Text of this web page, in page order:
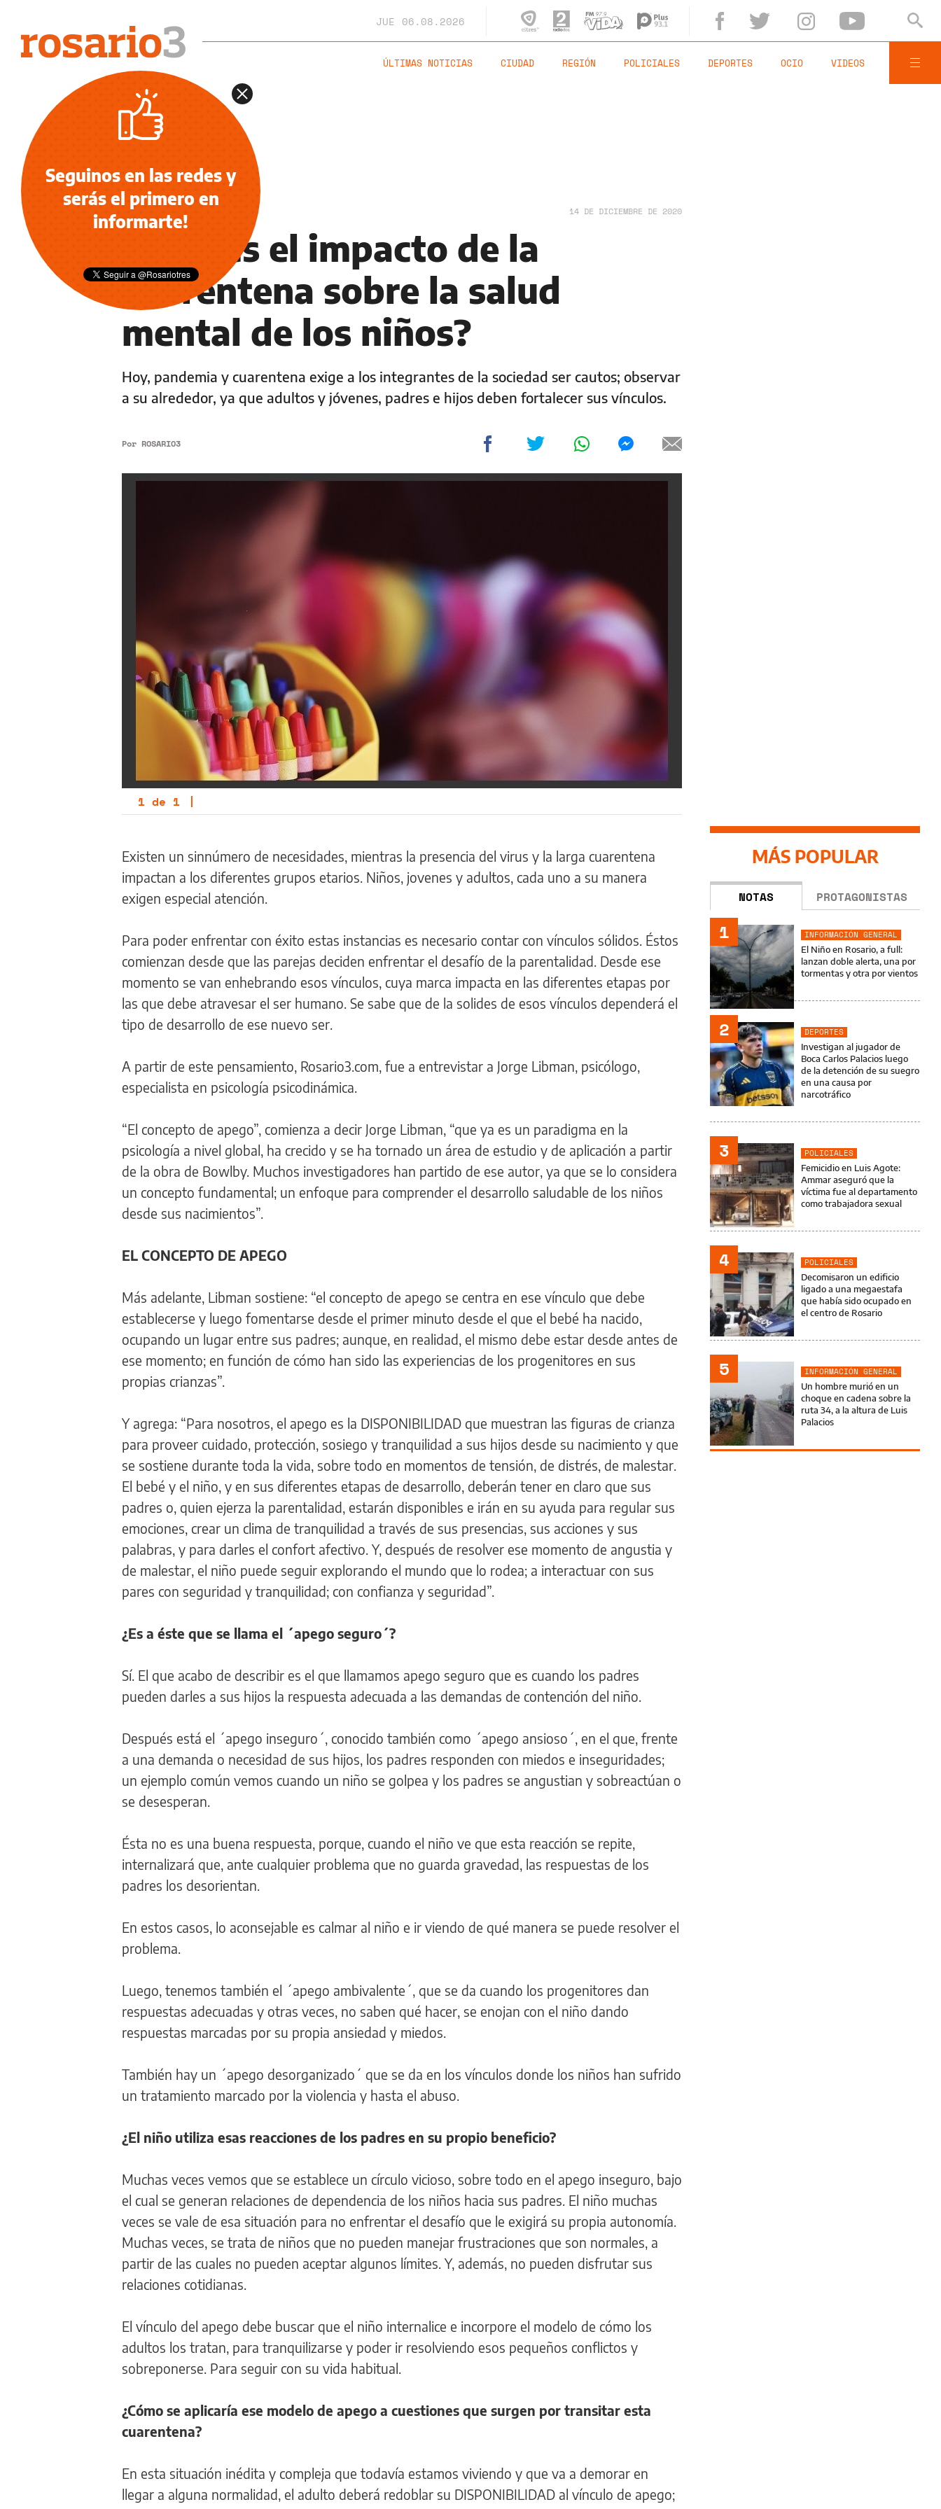
JUE 06.08.2026
ÚLTIMAS NOTICIAS CIUDAD REGIÓN POLICIALES DEPORTES OCIO VIDEOS
SALUD 14 DE DICIEMBRE DE 2020
¿Cuál es el impacto de la
cuarentena sobre la salud
mental de los niños?
Hoy, pandemia y cuarentena exige a los integrantes de la sociedad ser cautos; observar
a su alrededor, ya que adultos y jóvenes, padres e hijos deben fortalecer sus vínculos.
Por ROSARIO3
1 de 1 |
Existen un sinnúmero de necesidades, mientras la presencia del virus y la larga cuarentena
impactan a los diferentes grupos etarios. Niños, jovenes y adultos, cada uno a su manera
exigen especial atención.
Para poder enfrentar con éxito estas instancias es necesario contar con vínculos sólidos. Éstos
comienzan desde que las parejas deciden enfrentar el desafío de la parentalidad. Desde ese
momento se van enhebrando esos vínculos, cuya marca impacta en las diferentes etapas por
las que debe atravesar el ser humano. Se sabe que de la solides de esos vínculos dependerá el
tipo de desarrollo de ese nuevo ser.
A partir de este pensamiento, Rosario3.com, fue a entrevistar a Jorge Libman, psicólogo,
especialista en psicología psicodinámica.
“El concepto de apego”, comienza a decir Jorge Libman, “que ya es un paradigma en la
psicología a nivel global, ha crecido y se ha tornado un área de estudio y de aplicación a partir
de la obra de Bowlby. Muchos investigadores han partido de ese autor, ya que se lo considera
un concepto fundamental; un enfoque para comprender el desarrollo saludable de los niños
desde sus nacimientos”.
EL CONCEPTO DE APEGO
Más adelante, Libman sostiene: “el concepto de apego se centra en ese vínculo que debe
establecerse y luego fomentarse desde el primer minuto desde el que el bebé ha nacido,
ocupando un lugar entre sus padres; aunque, en realidad, el mismo debe estar desde antes de
ese momento; en función de cómo han sido las experiencias de los progenitores en sus
propias crianzas”.
Y agrega: “Para nosotros, el apego es la DISPONIBILIDAD que muestran las figuras de crianza
para proveer cuidado, protección, sosiego y tranquilidad a sus hijos desde su nacimiento y que
se sostiene durante toda la vida, sobre todo en momentos de tensión, de distrés, de malestar.
El bebé y el niño, y en sus diferentes etapas de desarrollo, deberán tener en claro que sus
padres o, quien ejerza la parentalidad, estarán disponibles e irán en su ayuda para regular sus
emociones, crear un clima de tranquilidad a través de sus presencias, sus acciones y sus
palabras, y para darles el confort afectivo. Y, después de resolver ese momento de angustia y
de malestar, el niño puede seguir explorando el mundo que lo rodea; a interactuar con sus
pares con seguridad y tranquilidad; con confianza y seguridad”.
¿Es a éste que se llama el ´apego seguro´?
Sí. El que acabo de describir es el que llamamos apego seguro que es cuando los padres
pueden darles a sus hijos la respuesta adecuada a las demandas de contención del niño.
Después está el ´apego inseguro´, conocido también como ´apego ansioso´, en el que, frente
a una demanda o necesidad de sus hijos, los padres responden con miedos e inseguridades;
un ejemplo común vemos cuando un niño se golpea y los padres se angustian y sobreactúan o
se desesperan.
Ésta no es una buena respuesta, porque, cuando el niño ve que esta reacción se repite,
internalizará que, ante cualquier problema que no guarda gravedad, las respuestas de los
padres los desorientan.
En estos casos, lo aconsejable es calmar al niño e ir viendo de qué manera se puede resolver el
problema.
Luego, tenemos también el ´apego ambivalente´, que se da cuando los progenitores dan
respuestas adecuadas y otras veces, no saben qué hacer, se enojan con el niño dando
respuestas marcadas por su propia ansiedad y miedos.
También hay un ´apego desorganizado´ que se da en los vínculos donde los niños han sufrido
un tratamiento marcado por la violencia y hasta el abuso.
¿El niño utiliza esas reacciones de los padres en su propio beneficio?
Muchas veces vemos que se establece un círculo vicioso, sobre todo en el apego inseguro, bajo
el cual se generan relaciones de dependencia de los niños hacia sus padres. El niño muchas
veces se vale de esa situación para no enfrentar el desafío que le exigirá su propia autonomía.
Muchas veces, se trata de niños que no pueden manejar frustraciones que son normales, a
partir de las cuales no pueden aceptar algunos límites. Y, además, no pueden disfrutar sus
relaciones cotidianas.
El vínculo del apego debe buscar que el niño internalice e incorpore el modelo de cómo los
adultos los tratan, para tranquilizarse y poder ir resolviendo esos pequeños conflictos y
sobreponerse. Para seguir con su vida habitual.
¿Cómo se aplicaría ese modelo de apego a cuestiones que surgen por transitar esta
cuarentena?
En esta situación inédita y compleja que todavía estamos viviendo y que va a demorar en
llegar a alguna normalidad, el adulto deberá redoblar su DISPONIBILIDAD al vínculo de apego;
MÁS POPULAR
NOTAS PROTAGONISTAS
1
INFORMACIÓN GENERAL
El Niño en Rosario, a full:
lanzan doble alerta, una por
tormentas y otra por vientos
2
DEPORTES
Investigan al jugador de
Boca Carlos Palacios luego
de la detención de su suegro
en una causa por
narcotráfico
3
POLICIALES
Femicidio en Luis Agote:
Ammar aseguró que la
víctima fue al departamento
como trabajadora sexual
4
POLICIALES
Decomisaron un edificio
ligado a una megaestafa
que había sido ocupado en
el centro de Rosario
5
INFORMACIÓN GENERAL
Un hombre murió en un
choque en cadena sobre la
ruta 34, a la altura de Luis
Palacios
Seguinos en las redes y
serás el primero en
informarte!